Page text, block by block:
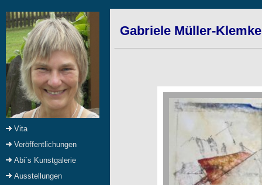
Vita
Veröffentlichungen
Abi`s Kunstgalerie
Ausstellungen
Gabriele Müller-